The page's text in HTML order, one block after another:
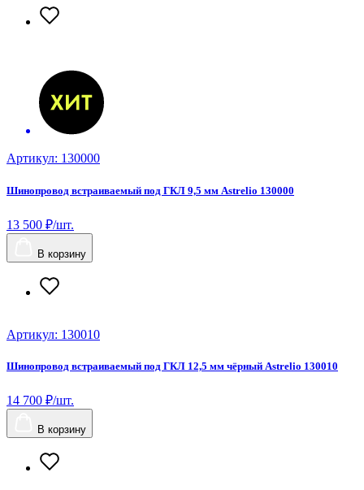
Артикул: 130000
Шинопровод встраиваемый под ГКЛ 9,5 мм Astrelio 130000
13 500 ₽/шт.
В корзину
Артикул: 130010
Шинопровод встраиваемый под ГКЛ 12,5 мм чёрный Astrelio 130010
14 700 ₽/шт.
В корзину